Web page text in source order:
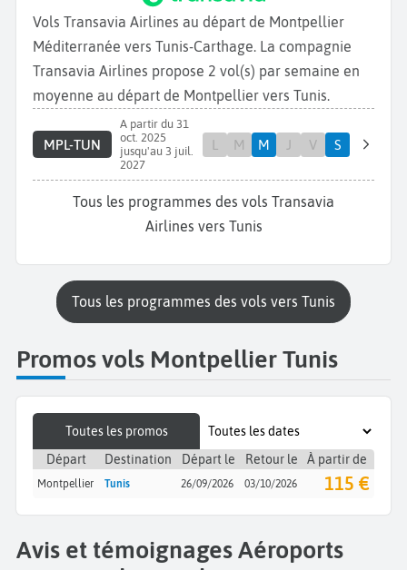
Vols Transavia Airlines au départ de Montpellier
Méditerranée vers Tunis-Carthage. La compagnie
Transavia Airlines propose 2 vol(s) par semaine en
moyenne au départ de Montpellier vers Tunis.
MPL-TUN
A partir du 31
oct. 2025
jusqu'au 3 juil.
2027
L M M J V S
Tous les programmes des vols Transavia
Airlines vers Tunis
Tous les programmes des vols vers Tunis
Promos vols Montpellier Tunis
Toutes les promos
Départ
Destination Départ le Retour le À partir de
Montpellier Tunis 26/09/2026 03/10/2026 115 €
Avis et témoignages Aéroports